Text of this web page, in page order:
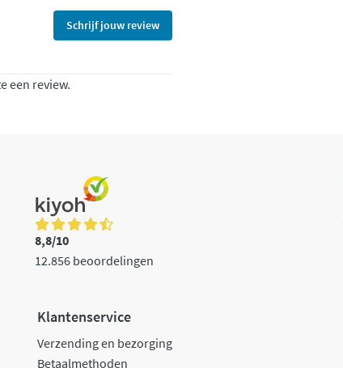
Schrijf jouw review
een review.
8,8/10
12.856 beoordelingen
Klantenservice
Verzending en bezorging
Betaalmethoden